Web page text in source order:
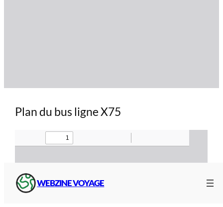
WEBZINE VOYAGE
Plan du bus ligne X75